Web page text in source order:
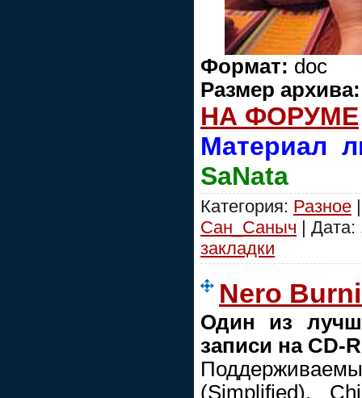
Формат: doc
Размер архива:
НА ФОРУМЕ
Материал
SaNata
Категория: Разное
Сан_Саныч | Дата:
закладки
Nero
Один из
записи на CD-
(Simplified),